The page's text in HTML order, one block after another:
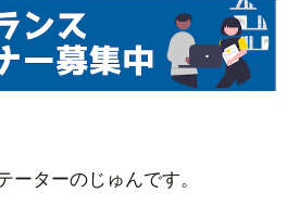
ーターのじゅんです。